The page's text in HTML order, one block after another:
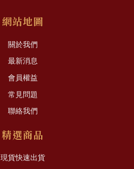
網站地圖
關於我們
最新消息
會員權益
常見問題
聯絡我們
精選商品
現貨快速出貨